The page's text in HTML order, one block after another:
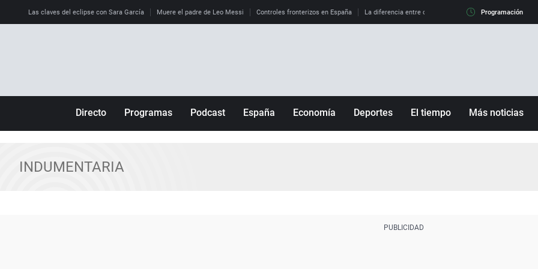
Las claves del eclipse con Sara García Muere el padre de Leo Messi Controles fronterizos en España La diferencia entre observar el eclipse al 99% y al 100%
Programación
Directo Programas
Julia en la onda
Podcast España Economía Deportes El tiempo Más noticias
INDUMENTARIA